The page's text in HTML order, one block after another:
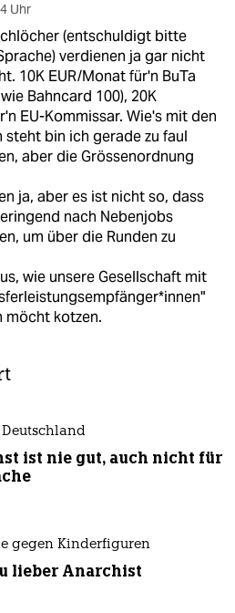
Uhr
(entschuldigt bitte
verdienen ja gar nicht
10K EUR/Monat für'n BuTa
Bahncard 100), 20K
EU-Kommissar. Wie's mit den
steht bin ich gerade zu faul
aber die Grössenordnung
ja, aber es ist nicht so, dass
nach Nebenjobs
um über die Runden zu
wie unsere Gesellschaft mit
möcht kotzen.
ist nie gut, auch nicht für
gegen Kinderfiguren
lieber Anarchist